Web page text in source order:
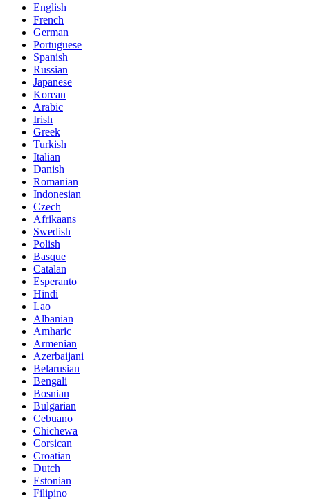
English
French
German
Portuguese
Spanish
Russian
Japanese
Korean
Arabic
Irish
Greek
Turkish
Italian
Danish
Romanian
Indonesian
Czech
Afrikaans
Swedish
Polish
Basque
Catalan
Esperanto
Hindi
Lao
Albanian
Amharic
Armenian
Azerbaijani
Belarusian
Bengali
Bosnian
Bulgarian
Cebuano
Chichewa
Corsican
Croatian
Dutch
Estonian
Filipino